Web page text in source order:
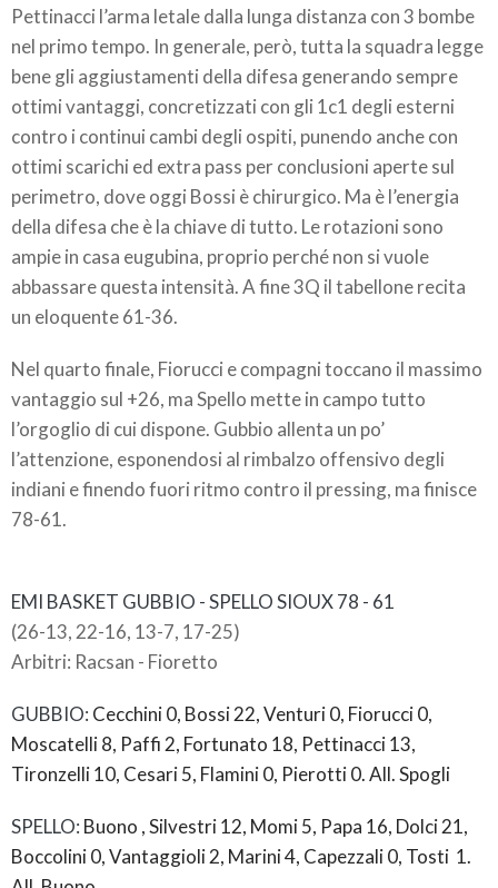
Pettinacci l’arma letale dalla lunga distanza con 3 bombe
nel primo tempo. In generale, però, tutta la squadra legge
bene gli aggiustamenti della difesa generando sempre
ottimi vantaggi, concretizzati con gli 1c1 degli esterni
contro i continui cambi degli ospiti, punendo anche con
ottimi scarichi ed extra pass per conclusioni aperte sul
perimetro, dove oggi Bossi è chirurgico. Ma è l’energia
della difesa che è la chiave di tutto. Le rotazioni sono
ampie in casa eugubina, proprio perché non si vuole
abbassare questa intensità. A fine 3Q il tabellone recita
un eloquente 61-36.
Nel quarto finale, Fiorucci e compagni toccano il massimo
vantaggio sul +26, ma Spello mette in campo tutto
l’orgoglio di cui dispone. Gubbio allenta un po’
l’attenzione, esponendosi al rimbalzo offensivo degli
indiani e finendo fuori ritmo contro il pressing, ma finisce
78-61.
EMI BASKET GUBBIO - SPELLO SIOUX 78 - 61
(26-13, 22-16, 13-7, 17-25)
Arbitri: Racsan - Fioretto
GUBBIO: Cecchini 0, Bossi 22, Venturi 0, Fiorucci 0,
Moscatelli 8, Paffi 2, Fortunato 18, Pettinacci 13,
Tironzelli 10, Cesari 5, Flamini 0, Pierotti 0. All. Spogli
SPELLO: Buono , Silvestri 12, Momi 5, Papa 16, Dolci 21,
Boccolini 0, Vantaggioli 2, Marini 4, Capezzali 0, Tosti 1.